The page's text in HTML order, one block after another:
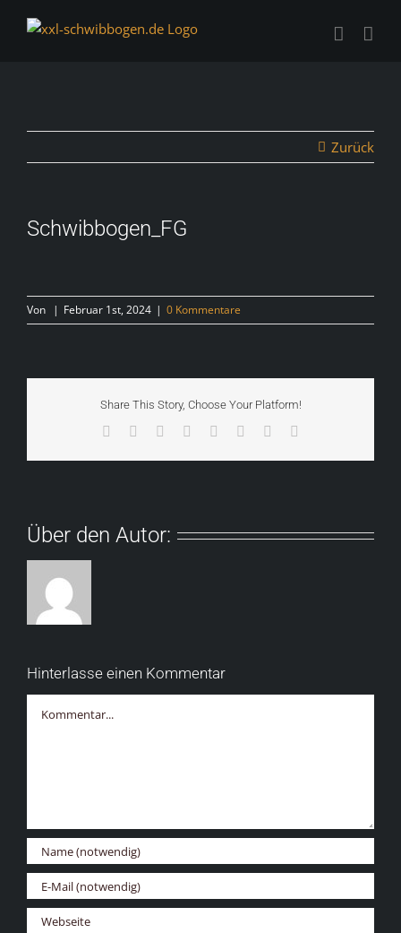
Inhalt
Zurück
Schwibbogen_FG
Von | Februar 1st, 2024 | 0 Kommentare
Share This Story, Choose Your Platform!
Facebook Reddit LinkedIn
TumblrPinterest
Über den Autor:
Hinterlasse einen Kommentar